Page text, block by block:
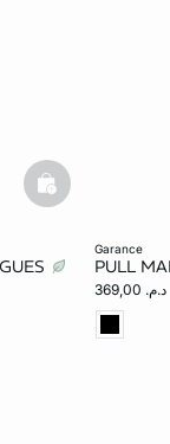
basketfull
garance
PULL
د.م. 369,00